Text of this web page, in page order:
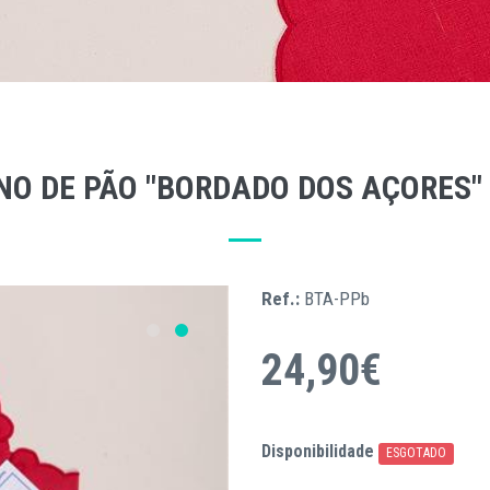
DE PÃO "BORDADO DOS
Ref.: BTA-PPb
24,90€
Disponibilidade ESGOTADO